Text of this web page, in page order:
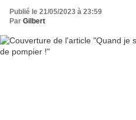
Publié le 21/05/2023 à 23:59
Par Gilbert